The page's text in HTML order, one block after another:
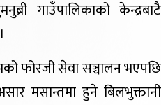
गाउँपालिकाको केन्द्रबाटै
फोरजी सेवा सञ्चालन भएपछि
मसान्तमा हुने बिलभुक्तानी